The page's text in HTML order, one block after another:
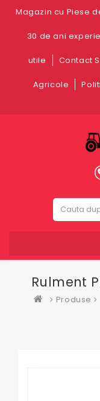
Magazin cu Piese
30 de ani
utile Contact
Agricole
Rulment
Produse